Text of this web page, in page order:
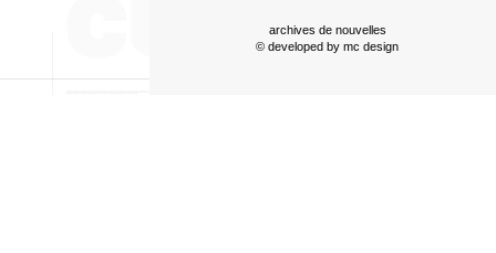
archives de nouvelles
© developed by mc design